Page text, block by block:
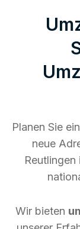
Planen Sie
neue
Reutlingen
Wir bieten